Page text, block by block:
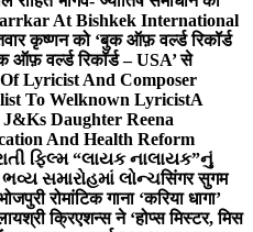
At Bishkek International
कृष्णन को ‘बुक ऑफ़ वर्ल्ड रिकॉर्ड
ऑफ़ वर्ल्ड रिकॉर्ड – USA’ से
Lyricist And Composer
To Welknown LyricistA
Daughter Reena
And Health Reform
ફિલ્મ “લાયક નાલાયક”નું
સમારોહમાં લોન્ચसिंगर सुगम
रोमांटिक गाना ‘करिया धागा’
क्रिएशन्स ने ‘होप्स मिस्टर, मिस